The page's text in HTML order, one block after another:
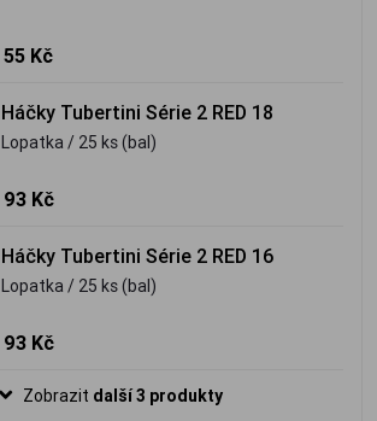
55 Kč
Háčky Tubertini Série 2 RED 18
Lopatka / 25 ks (bal)
93 Kč
Háčky Tubertini Série 2 RED 16
Lopatka / 25 ks (bal)
93 Kč
Zobrazit další 3 produkty